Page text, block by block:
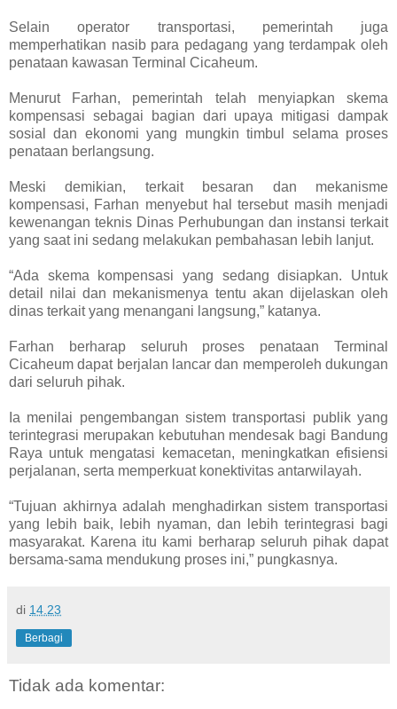
Selain operator transportasi, pemerintah juga
memperhatikan nasib para pedagang yang terdampak oleh
penataan kawasan Terminal Cicaheum.
Menurut Farhan, pemerintah telah menyiapkan skema
kompensasi sebagai bagian dari upaya mitigasi dampak
sosial dan ekonomi yang mungkin timbul selama proses
penataan berlangsung.
Meski demikian, terkait besaran dan mekanisme
kompensasi, Farhan menyebut hal tersebut masih menjadi
kewenangan teknis Dinas Perhubungan dan instansi terkait
yang saat ini sedang melakukan pembahasan lebih lanjut.
“Ada skema kompensasi yang sedang disiapkan. Untuk
detail nilai dan mekanismenya tentu akan dijelaskan oleh
dinas terkait yang menangani langsung,” katanya.
Farhan berharap seluruh proses penataan Terminal
Cicaheum dapat berjalan lancar dan memperoleh dukungan
dari seluruh pihak.
Ia menilai pengembangan sistem transportasi publik yang
terintegrasi merupakan kebutuhan mendesak bagi Bandung
Raya untuk mengatasi kemacetan, meningkatkan efisiensi
perjalanan, serta memperkuat konektivitas antarwilayah.
“Tujuan akhirnya adalah menghadirkan sistem transportasi
yang lebih baik, lebih nyaman, dan lebih terintegrasi bagi
masyarakat. Karena itu kami berharap seluruh pihak dapat
bersama-sama mendukung proses ini,” pungkasnya.
di 14.23
Berbagi
Tidak ada komentar: